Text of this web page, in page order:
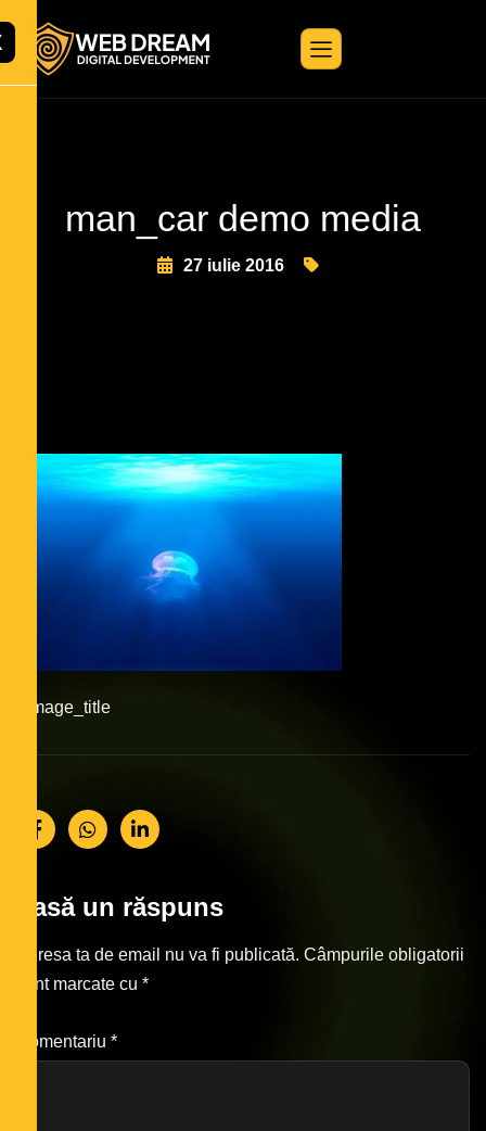
man_car demo media
27 iulie 2016
#image_title
Lasă un răspuns
Adresa ta de email nu va fi publicată. Câmpurile obligatorii
sunt marcate cu *
Comentariu *